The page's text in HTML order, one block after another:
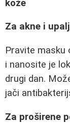
kože
Za akne i
Pravite masku
i nanosite je
drugi dan.
jači
Za proširene